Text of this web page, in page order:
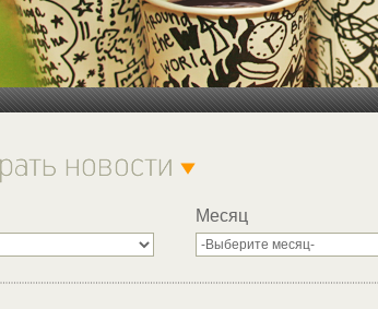
Месяц